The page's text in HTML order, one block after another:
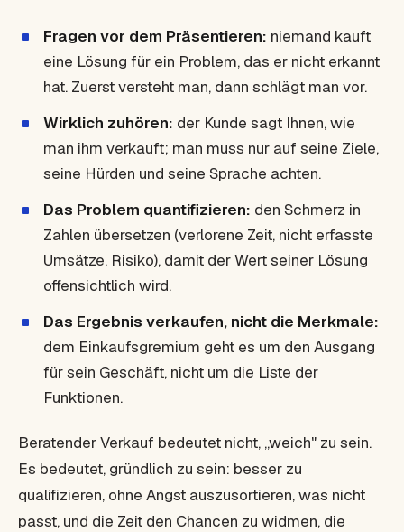
Fragen vor dem Präsentieren: niemand kauft
eine Lösung für ein Problem, das er nicht erkannt
hat. Zuerst versteht man, dann schlägt man vor.
Wirklich zuhören: der Kunde sagt Ihnen, wie
man ihm verkauft; man muss nur auf seine Ziele,
seine Hürden und seine Sprache achten.
Das Problem quantifizieren: den Schmerz in
Zahlen übersetzen (verlorene Zeit, nicht erfasste
Umsätze, Risiko), damit der Wert seiner Lösung
offensichtlich wird.
Das Ergebnis verkaufen, nicht die Merkmale:
dem Einkaufsgremium geht es um den Ausgang
für sein Geschäft, nicht um die Liste der
Funktionen.
Beratender Verkauf bedeutet nicht, „weich" zu sein.
Es bedeutet, gründlich zu sein: besser zu
qualifizieren, ohne Angst auszusortieren, was nicht
passt, und die Zeit den Chancen zu widmen, die